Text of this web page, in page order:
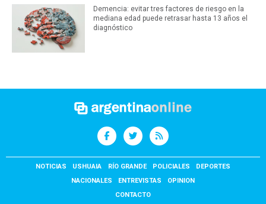
Demencia: evitar tres factores de riesgo en la
mediana edad puede retrasar hasta 13 años el
diagnóstico
NOTICIAS USHUAIA RÍO GRANDE POLICIALES
DEPORTES
NACIONALES
ENTREVISTAS
OPINION
CONTACTO